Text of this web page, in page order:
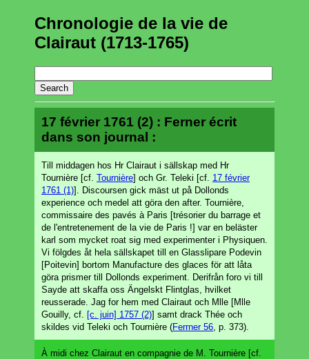
Chronologie de la vie de
Clairaut (1713-1765)
17 février 1761 (2) : Ferner écrit
dans son journal :
Till middagen hos Hr Clairaut i sällskap med Hr
Tournière [cf. Tournière] och Gr. Teleki [cf. 17 février
1761 (1)]. Discoursen gick mäst ut på Dollonds
experience och medel att göra den after. Tournière,
commissaire des pavés à Paris [trésorier du barrage et
de l'entretenement de la vie de Paris !] var en beläster
karl som mycket roat sig med experimenter i Physiquen.
Vi fölgdes åt hela sällskapet till en Glasslipare Podevin
[Poitevin] bortom Manufacture des glaces för att låta
göra prismer till Dollonds experiment. Derifrån foro vi till
Sayde att skaffa oss Ängelskt Flintglas, hvilket
reusserade. Jag for hem med Clairaut och Mlle [Mlle
Gouilly, cf.
[c. juin] 1757 (2)] samt drack Thée och
skildes vid Teleki och Tournière (Ferrner 56 , p. 373).
À midi chez Clairaut en compagnie de M. Tournière [cf.